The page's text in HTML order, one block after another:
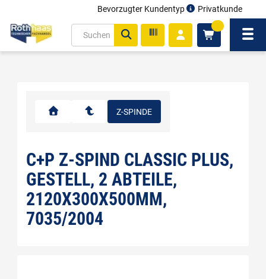
Bevorzugter Kundentyp Privatkunde
Z-SPINDE
C+P Z-SPIND CLASSIC PLUS,
GESTELL, 2 ABTEILE,
2120X300X500MM,
7035/2004